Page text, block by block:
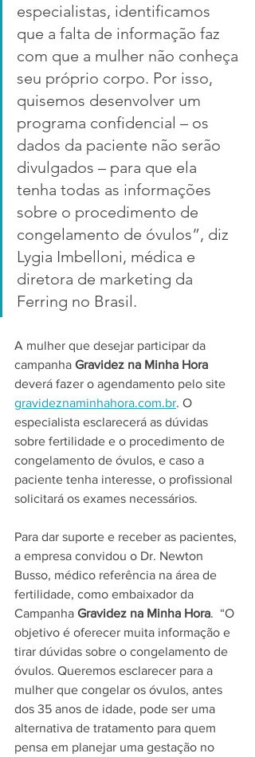
especialistas, identificamos
que a falta de informação faz
com que a mulher não conheça
seu próprio corpo. Por isso,
quisemos desenvolver um
programa confidencial – os
dados da paciente não serão
divulgados – para que ela
tenha todas as informações
sobre o procedimento de
congelamento de óvulos”, diz
Lygia Imbelloni, médica e
diretora de marketing da
Ferring no Brasil.
A mulher que desejar participar da
campanha Gravidez na Minha Hora
deverá fazer o agendamento pelo site
gravideznaminhahora.com.br​. O
especialista esclarecerá as dúvidas
sobre fertilidade e o procedimento de
congelamento de óvulos, e caso a
paciente tenha interesse, o profissional
solicitará os exames necessários.
Para dar suporte e receber as pacientes,
a empresa convidou o Dr. Newton
Busso, médico referência na área de
fertilidade, como embaixador da
Campanha Gravidez na Minha Hora. ​ “O
objetivo é oferecer muita informação e
tirar dúvidas sobre o congelamento de
óvulos. Queremos esclarecer para a
mulher que congelar os óvulos, antes
dos 35 anos de idade, pode ser uma
alternativa de tratamento para quem
pensa em planejar uma gestação no